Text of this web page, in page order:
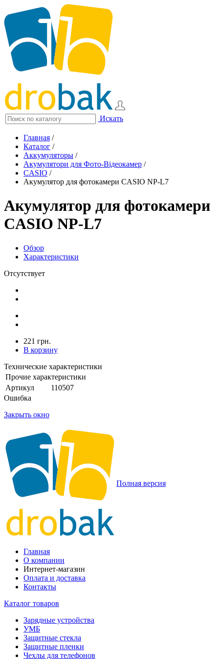
Искать
Главная /
Каталог /
Аккумуляторы /
Акумулятори для Фото-Відеокамер /
CASIO /
Акумулятор для фотокамери CASIO NP-L7
Акумулятор для фотокамери
CASIO NP-L7
Обзор
Характеристики
Отсутствует
221 грн.
В корзину
Технические характеристики
Прочие характеристики
Артикул
110507
Ошибка
Закрыть окно
Полная версия
Главная
О компании
Интернет-магазин
Оплата и доставка
Контакты
Каталог товаров
Зарядные устройства
УМБ
Защитные стекла
Защитные пленки
Чехлы для телефонов